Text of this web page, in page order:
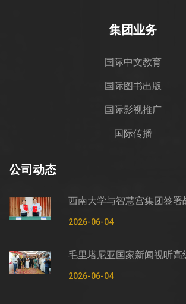
集团业务
国际中文教育
国际图书出版
国际影视推广
国际传播
公司动态
2026-06-04
2026-06-04